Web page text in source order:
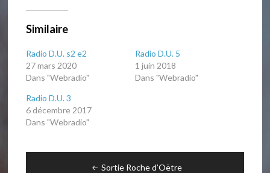
Similaire
Radio D.U. s2 e2
27 mars 2020
Dans "Webradio"
Radio D.U. 5
1 juin 2018
Dans "Webradio"
Radio D.U. 3
6 décembre 2017
Dans "Webradio"
Sortie Roche d’Oëtre